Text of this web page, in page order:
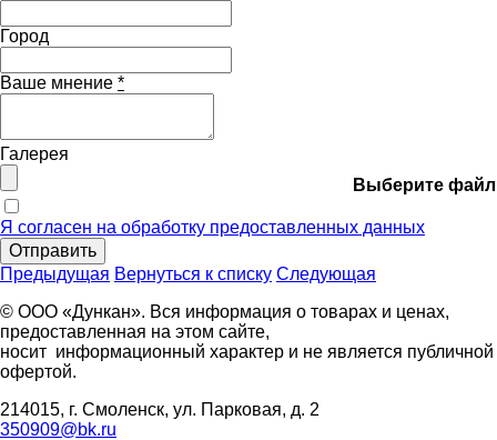
Город
Ваше мнение *
Галерея
Выберите файл
Я согласен на обработку предоставленных данных
Отправить
Предыдущая Вернуться к списку Следующая
© ООО «Дункан». Вся информация о товарах и ценах,
предоставленная на этом сайте,
носит информационный характер и не является публичной
офертой.
214015, г. Смоленск, ул. Парковая, д. 2
350909@bk.ru